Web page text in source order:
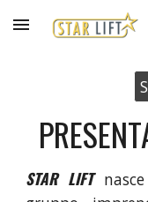
Skip to main content
STAR LIFT